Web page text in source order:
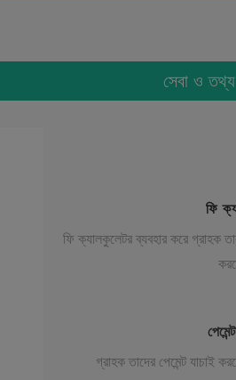
সেবা ও তথ্য
ফি
ফি ক্যালকুলেটর ব্যবহার করে গ্রাহক
গ্রাহক তাদের পেমেন্ট যাচাই